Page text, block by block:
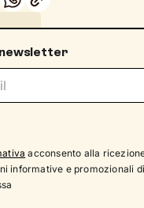
acconsento alla
informative e promozionali